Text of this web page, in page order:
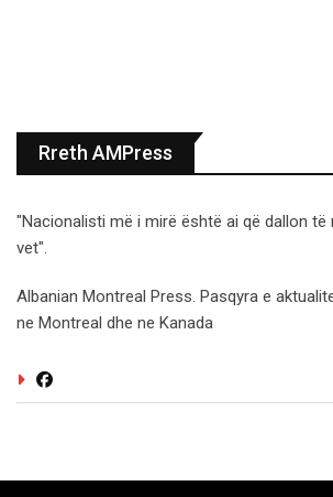
Rreth AMPress
"Nacionalisti më i mirë është ai që dallon
vet".
Albanian Montreal Press. Pasqyra e
ne Montreal dhe ne Kanada